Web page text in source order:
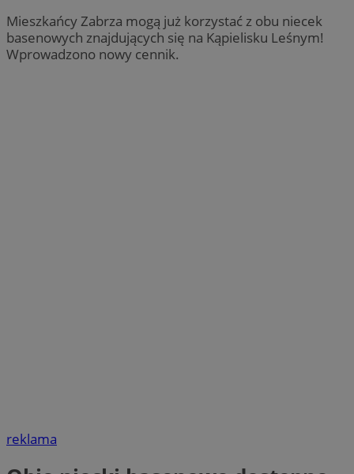
Mieszkańcy Zabrza mogą już korzystać z obu niecek
basenowych znajdujących się na Kąpielisku Leśnym!
Wprowadzono nowy cennik.
reklama